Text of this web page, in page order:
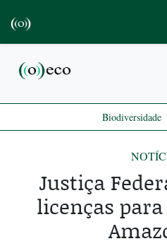
Biodiversidade
Justiça
licenças